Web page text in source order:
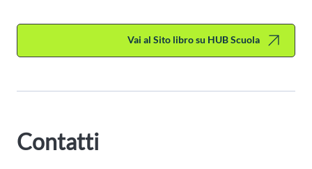
Vai al Sito libro su HUB Scuola
Contatti